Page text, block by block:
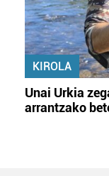
KIROLA
Unai Urkia
arrantzako